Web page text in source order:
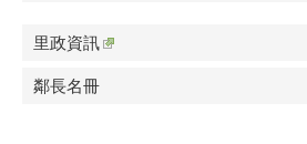
里政資訊
鄰長名冊